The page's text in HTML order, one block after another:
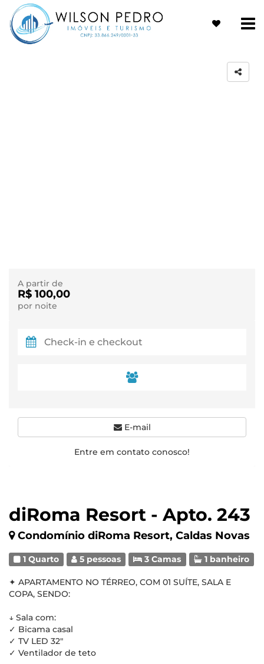
diRoma Resort - Apto. 243
Condomínio diRoma Resort, Caldas Novas
1 Quarto 5 pessoas 3 Camas 1 banheiro
✦ APARTAMENTO NO TÉRREO, COM 01 SUÍTE, SALA E
COPA, SENDO:
↓ Sala com:
✓ Bicama casal
✓ TV LED 32"
✓ Ventilador de teto
A partir de
R$ 100,00
por noite
E-mail
Entre em contato conosco!